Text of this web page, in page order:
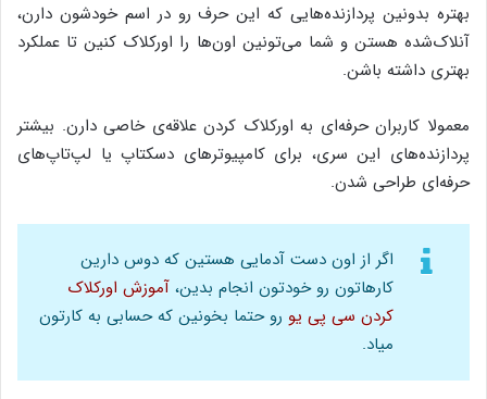
بهتره بدونین پردازنده‌هایی که این حرف رو در اسم خودشون دارن،
آنلاک‌شده هستن و شما می‌تونین اون‌ها را اورکلاک کنین تا عملکرد
بهتری داشته باشن.
معمولا کاربران حرفه‌ای به اورکلاک کردن علاقه‌ی خاصی دارن. بیشتر
پردازند‌ه‌های این سری، برای کامپیوترهای دسکتاپ یا لپ‌تاپ‌های
حرفه‌ای طراحی شدن.
اگر از اون دست آدمایی هستین که دوس دارین
کارهاتون رو خودتون انجام بدین، آموزش اورکلاک
کردن سی پی یو رو حتما بخونین که حسابی به کارتون
میاد.